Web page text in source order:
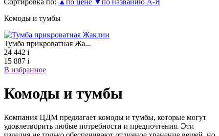
Сортировка по: ▲ по цене ▼по названию А-Я
Комоды и тумбы
Тумба прикроватная Жа...
24 442 i
15 887 i
В избранное
Комоды и тумбы
Компания ЦДМ предлагает комоды и тумбы, которые могут
удовлетворить любые потребности и предпочтения. Эти